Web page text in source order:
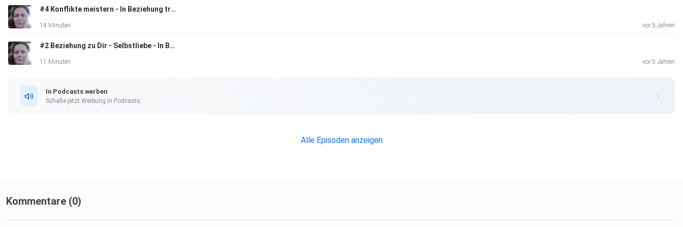
#4 Konflikte meistern - In Beziehung treten
14 Minuten vor 5 Jahren
#2 Beziehung zu Dir - Selbstliebe - In Beziehung treten
11 Minuten vor 5 Jahren
In Podcasts werben
Schalte jetzt Werbung in Podcasts.
Alle Episoden anzeigen
Kommentare (0)